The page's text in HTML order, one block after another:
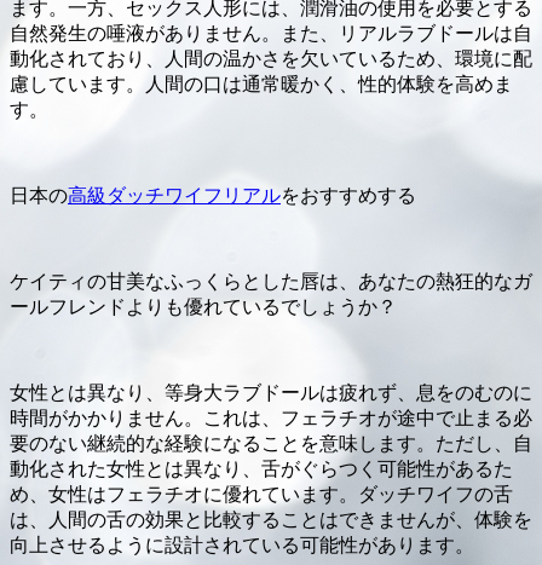
ます。一方、セックス人形には、潤滑油の使用を必要とする
自然発生の唾液がありません。また、リアルラブドールは自
動化されており、人間の温かさを欠いているため、環境に配
慮しています。人間の口は通常暖かく、性的体験を高めま
す。
日本の高級ダッチワイフリアルをおすすめする
ケイティの甘美なふっくらとした唇は、あなたの熱狂的なガ
ールフレンドよりも優れているでしょうか？
女性とは異なり、等身大ラブドールは疲れず、息をのむのに
時間がかかりません。これは、フェラチオが途中で止まる必
要のない継続的な経験になることを意味します。ただし、自
動化された女性とは異なり、舌がぐらつく可能性があるた
め、女性はフェラチオに優れています。ダッチワイフの舌
は、人間の舌の効果と比較することはできませんが、体験を
向上させるように設計されている可能性があります。